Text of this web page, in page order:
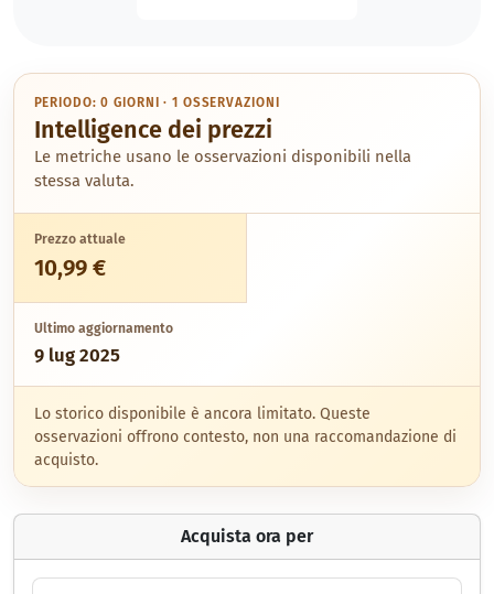
PERIODO: 0 GIORNI · 1 OSSERVAZIONI
Intelligence dei prezzi
Le metriche usano le osservazioni disponibili nella
stessa valuta.
Prezzo attuale
10,99 €
Ultimo aggiornamento
9 lug 2025
Lo storico disponibile è ancora limitato. Queste
osservazioni offrono contesto, non una raccomandazione di
acquisto.
Acquista ora per